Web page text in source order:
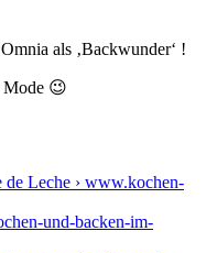
als ‚Backwunder‘ !
Mode 😉
Leche › www.kochen-
und-backen-im-